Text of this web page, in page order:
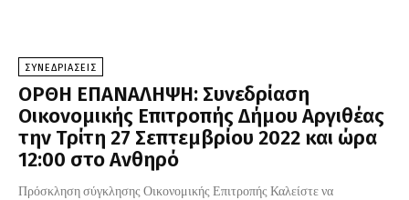
ΣΥΝΕΔΡΙΑΣΕΙΣ
ΟΡΘΗ ΕΠΑΝΑΛΗΨΗ: Συνεδρίαση
Οικονομικής Επιτροπής Δήμου Αργιθέας
την Τρίτη 27 Σεπτεμβρίου 2022 και ώρα
12:00 στο Ανθηρό
Πρόσκληση σύγκλησης Οικονομικής Επιτροπής Καλείστε να